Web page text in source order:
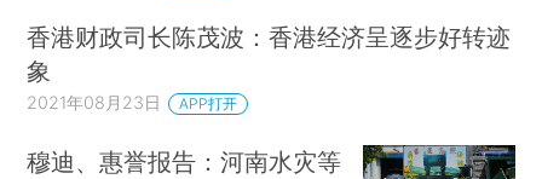
香港财政司长陈茂波：香港经济呈逐步好转迹
象
2021年08月23日 APP打开
穆迪、惠誉报告：河南水灾等